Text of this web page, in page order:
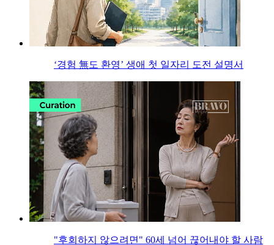
‘경험 無도 환영’ 생애 첫 일자리 도전 설명서
"후회하지 않으려면" 60세 넘어 끊어내야 할 사람